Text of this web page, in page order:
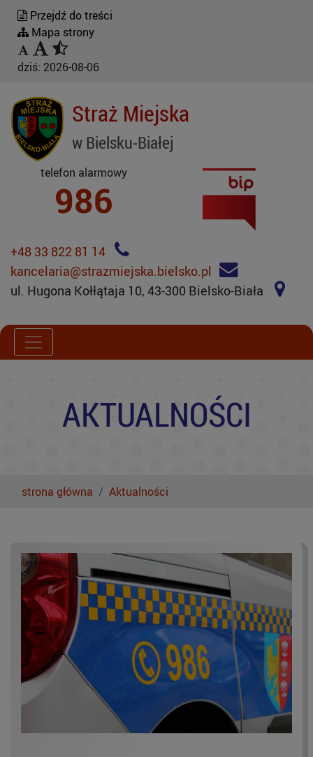
Przejdź do treści
Mapa strony
dziś: 2026-08-06
Straż Miejska
w Bielsku-Białej
telefon alarmowy
986
+48 33 822 81 14
kancelaria@strazmiejska.bielsko.pl
ul. Hugona Kołłątaja 10, 43-300 Bielsko-Biała
AKTUALNOŚCI
strona główna Aktualności